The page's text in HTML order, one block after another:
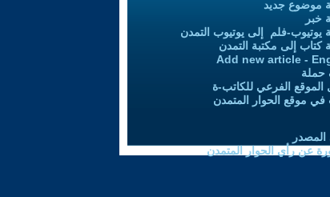
موضوع جديد
خبر
يوتيوب-فلم إلى يوتيوب التمدن
كتاب إلى مكتبة التمدن
Add new article -
حملة
الموقع الفرعي للكاتب-ة
في موقع الحوار المتمدن
عن رأي الحوار المتمدن